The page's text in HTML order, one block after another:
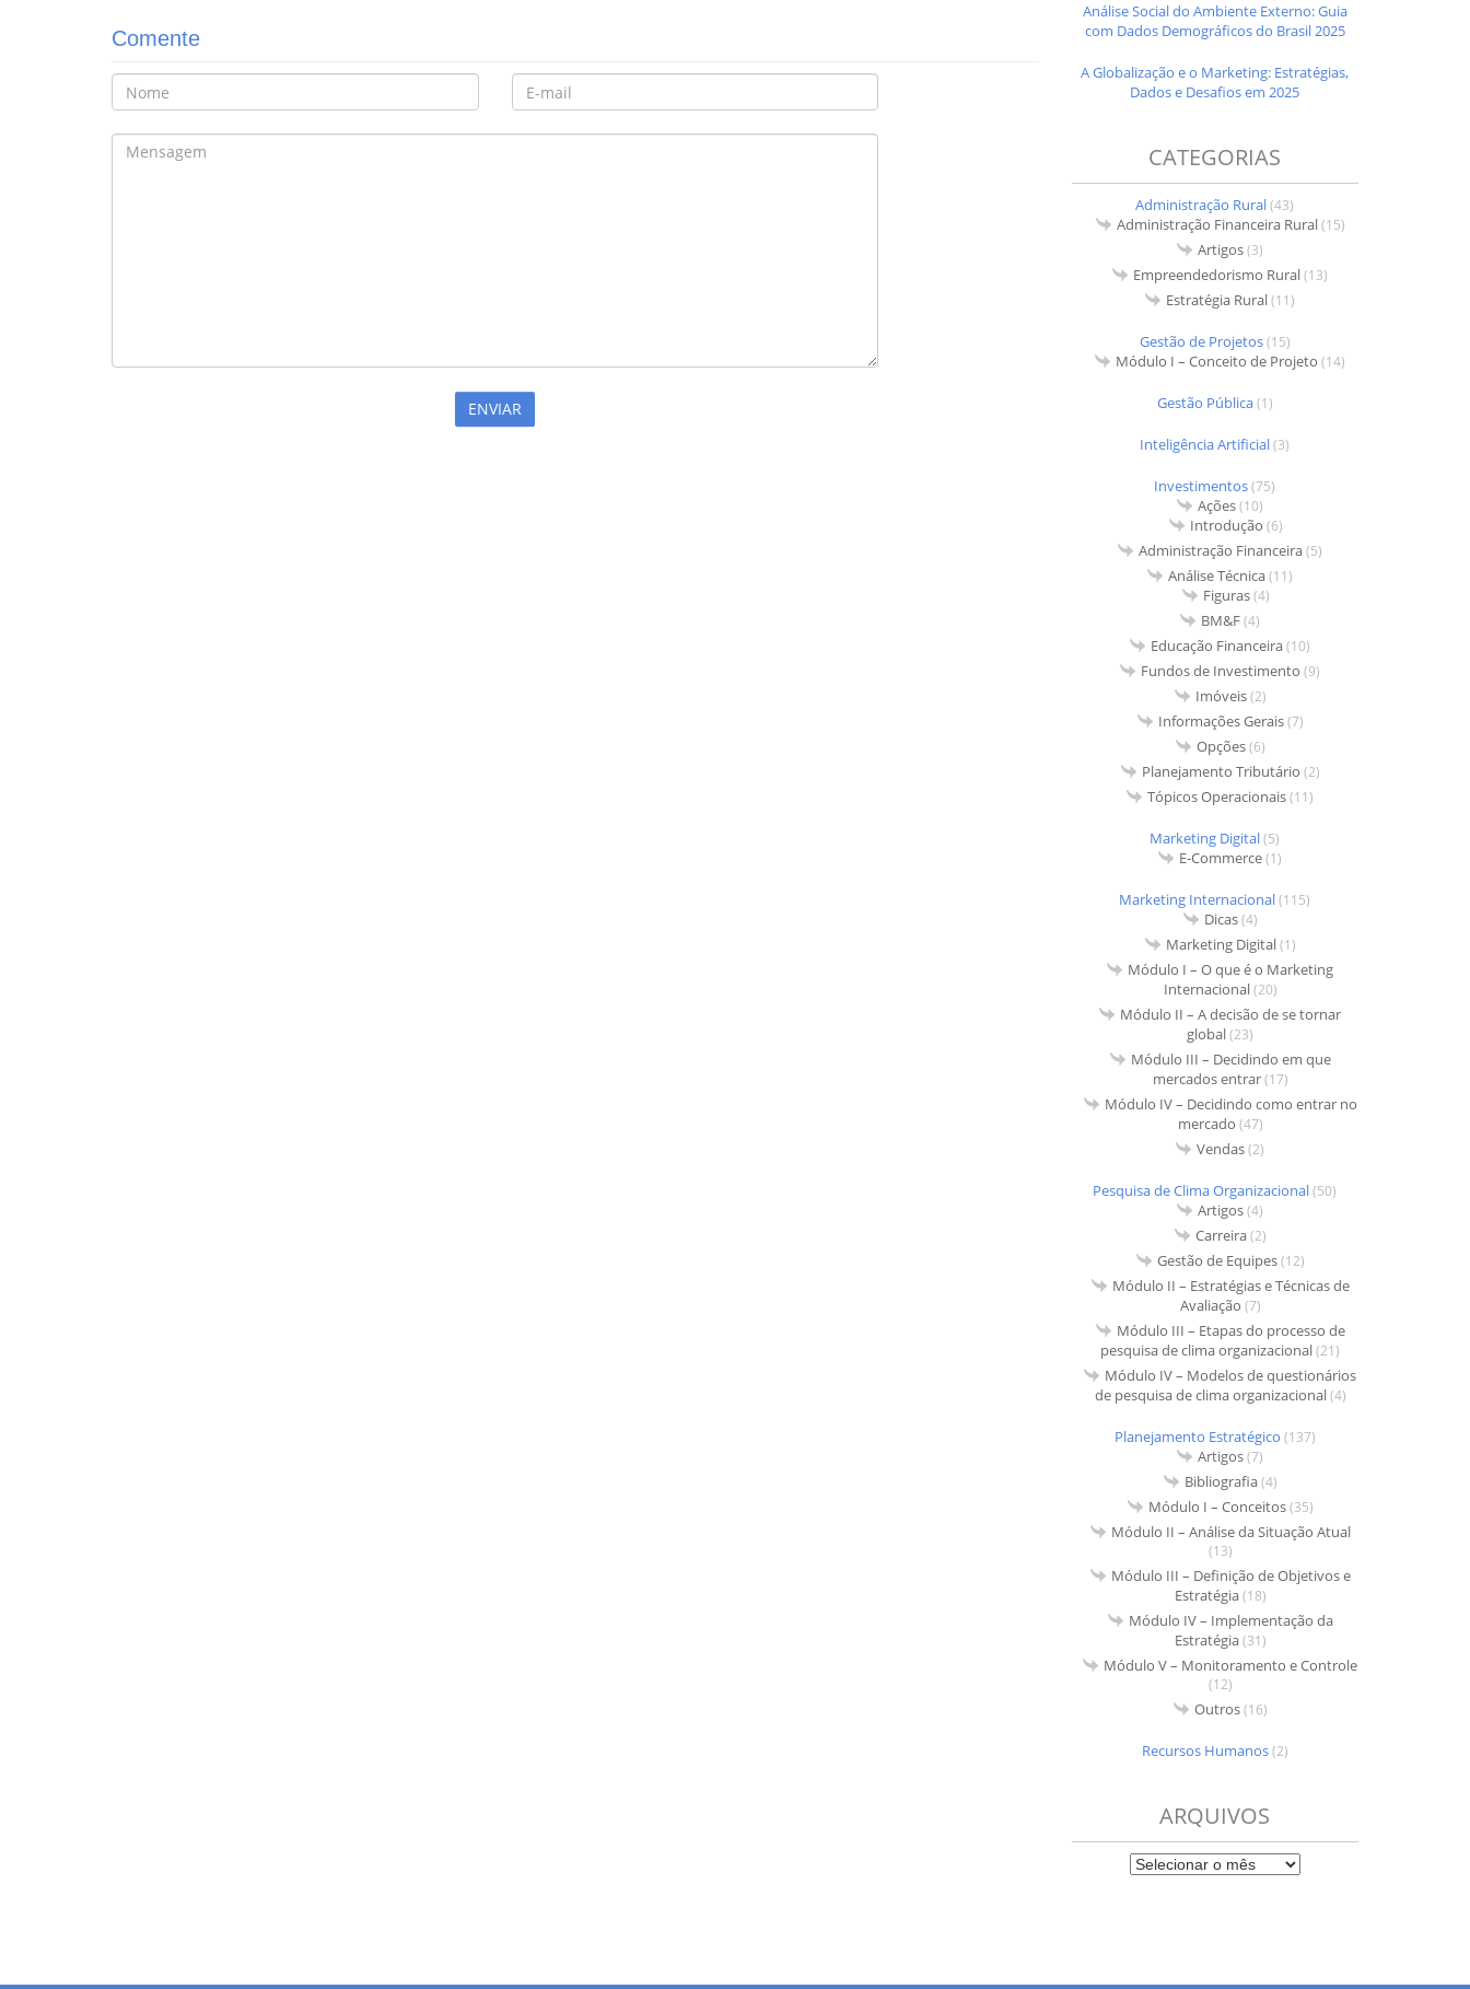
Comente
Análise Social do Ambiente Externo: Guia
com Dados Demográficos do Brasil 2025
A Globalização e o Marketing: Estratégias,
Dados e Desafios em 2025
CATEGORIAS
Administração Rural(43)
Administração Financeira Rural(15)
Artigos(3)
Empreendedorismo Rural(13)
Estratégia Rural(11)
Gestão de Projetos(15)
Módulo I – Conceito de Projeto (14)
Gestão Pública(1)
Inteligência Artificial(3)
Investimentos(75)
Ações(10)
Introdução (6)
Administração Financeira(5)
Análise Técnica(11)
Figuras(4)
BM&F(4)
Educação Financeira(10)
Fundos de Investimento (9)
Imóveis(2)
Informações Gerais(7)
Opções(6)
Planejamento Tributário (2)
Tópicos Operacionais(11)
Marketing Digital(5)
E-Commerce(1)
Marketing Internacional(115)
Dicas(4)
Marketing Digital(1)
Módulo I – O que é o Marketing
Internacional(20)
Módulo II – A decisão de se tornar
global(23)
Módulo III – Decidindo em que
mercados entrar(17)
Módulo IV – Decidindo como entrar no
mercado (47)
Vendas(2)
Pesquisa de Clima Organizacional(50)
Artigos(4)
Carreira(2)
Gestão de Equipes(12)
Módulo II – Estratégias e Técnicas de
Avaliação (7)
Módulo III – Etapas do processo de
pesquisa de clima organizacional(21)
Módulo IV – Modelos de questionários
de pesquisa de clima organizacional(4)
Planejamento Estratégico (137)
Artigos(7)
Bibliografia(4)
Módulo I – Conceitos(35)
Módulo II – Análise da Situação Atual
(13)
Módulo III – Definição de Objetivos e
Estratégia(18)
Módulo IV – Implementação da
Estratégia(31)
Módulo V – Monitoramento e Controle
(12)
Outros(16)
Recursos Humanos(2)
ARQUIVOS